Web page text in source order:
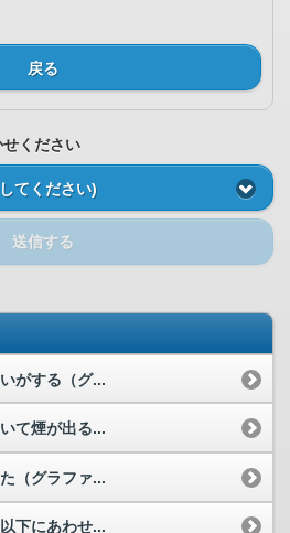
戻る
ください
てください)
送信する
がする（グ...
て煙が出る...
（グラファ...
下にあわせ...